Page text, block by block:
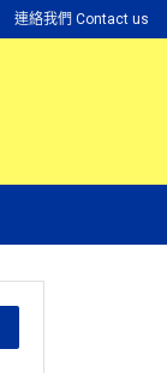
連絡我們 Contact us